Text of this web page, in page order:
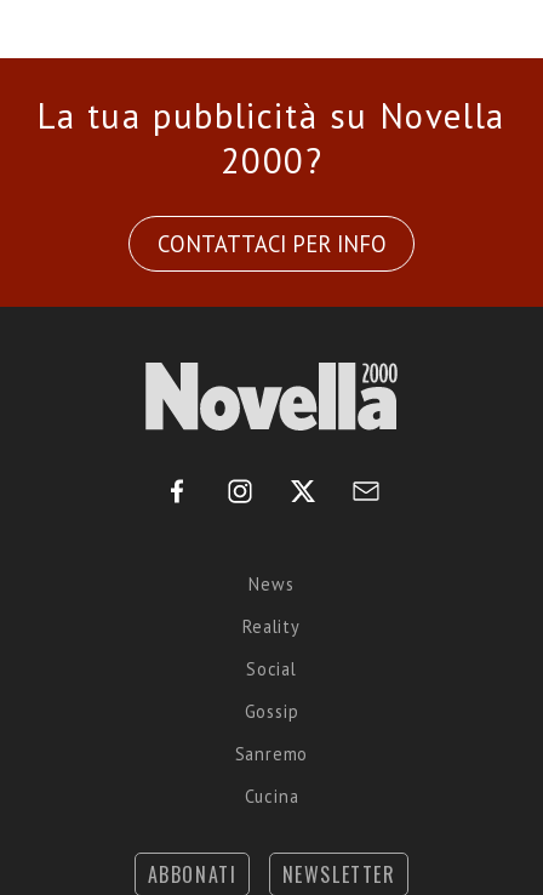
La tua pubblicità su Novella
2000?
CONTATTACI PER INFO
News
Reality
Social
Gossip
Sanremo
Cucina
ABBONATI NEWSLETTER